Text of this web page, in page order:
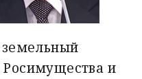
земельный
и